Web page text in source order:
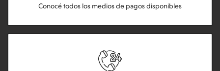
Conocé todos los medios de pagos disponibles